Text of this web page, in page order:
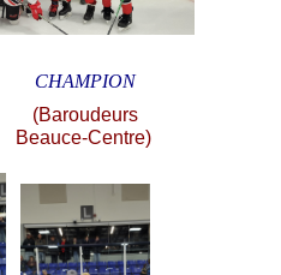
CHAMPION
(Baroudeurs
Beauce-Centre)